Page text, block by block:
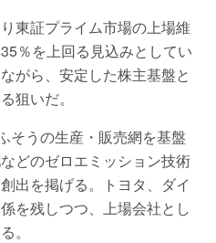
東証プライム市場の上場維
％を上回る見込みとしてい
がら、安定した株主基盤と
狙いだ。
そうの生産・販売網を基盤
どのゼロエミッション技術
出を掲げる。トヨタ、ダイ
を残しつつ、上場会社とし
。